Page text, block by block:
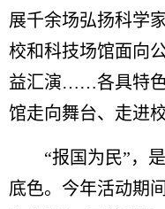
展千余场弘扬科学
校和科技场馆面向
益汇演……各具特
馆走向舞台、走进
“报国为民”，
底色。今年活动期